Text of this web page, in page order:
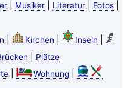
| Musiker| Literatur| Fotos|
Kirchen Inseln
Plätze
| Wohnung|